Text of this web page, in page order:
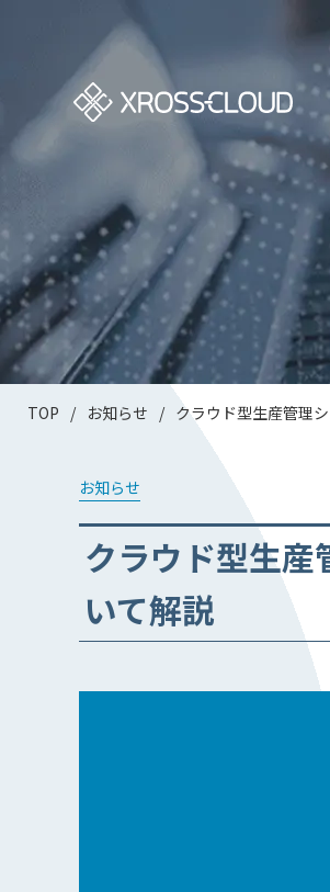
TOP / お知らせ / クラウド型生産管理
お知らせ
クラウド型生産
いて解説